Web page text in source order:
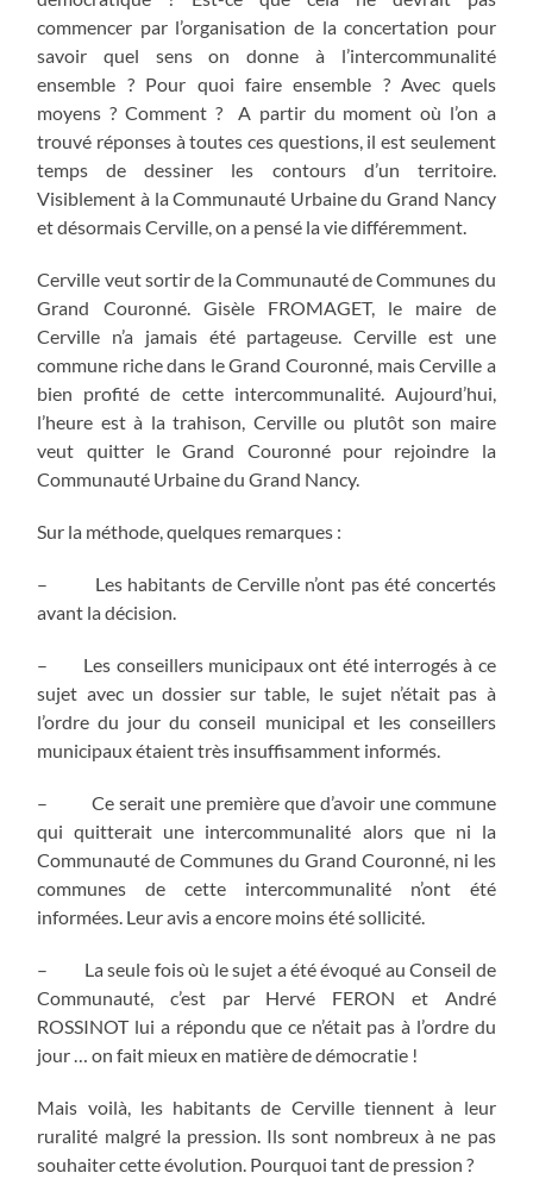
commencer par l’organisation de la concertation pour
savoir quel sens on donne à l’intercommunalité
ensemble ? Pour quoi faire ensemble ? Avec quels
moyens ? Comment ? A partir du moment où l’on a
trouvé réponses à toutes ces questions, il est seulement
temps de dessiner les contours d’un territoire.
Visiblement à la Communauté Urbaine du Grand Nancy
et désormais Cerville, on a pensé la vie différemment.
Cerville veut sortir de la Communauté de Communes du
Grand Couronné. Gisèle FROMAGET, le maire de
Cerville n’a jamais été partageuse. Cerville est une
commune riche dans le Grand Couronné, mais Cerville a
bien profité de cette intercommunalité. Aujourd’hui,
l’heure est à la trahison, Cerville ou plutôt son maire
veut quitter le Grand Couronné pour rejoindre la
Communauté Urbaine du Grand Nancy.
Sur la méthode, quelques remarques :
– Les habitants de Cerville n’ont pas été concertés
avant la décision.
– Les conseillers municipaux ont été interrogés à ce
sujet avec un dossier sur table, le sujet n’était pas à
l’ordre du jour du conseil municipal et les conseillers
municipaux étaient très insuffisamment informés.
– Ce serait une première que d’avoir une commune
qui quitterait une intercommunalité alors que ni la
Communauté de Communes du Grand Couronné, ni les
communes de cette intercommunalité n’ont été
informées. Leur avis a encore moins été sollicité.
– La seule fois où le sujet a été évoqué au Conseil de
Communauté, c’est par Hervé FERON et André
ROSSINOT lui a répondu que ce n’était pas à l’ordre du
jour … on fait mieux en matière de démocratie !
Mais voilà, les habitants de Cerville tiennent à leur
ruralité malgré la pression. Ils sont nombreux à ne pas
souhaiter cette évolution. Pourquoi tant de pression ?